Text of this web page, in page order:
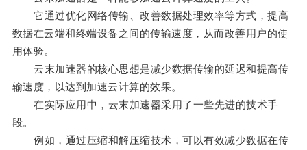
它通过优化网络传输、改善数据处理效率等方式，提高
数据在云端和终端设备之间的传输速度，从而改善用户的使
用体验。
云末加速器的核心思想是减少数据传输的延迟和提高传
输速度，以达到加速云计算的效果。
在实际应用中，云末加速器采用了一些先进的技术手
段。
例如，通过压缩和解压缩技术，可以有效减少数据在传